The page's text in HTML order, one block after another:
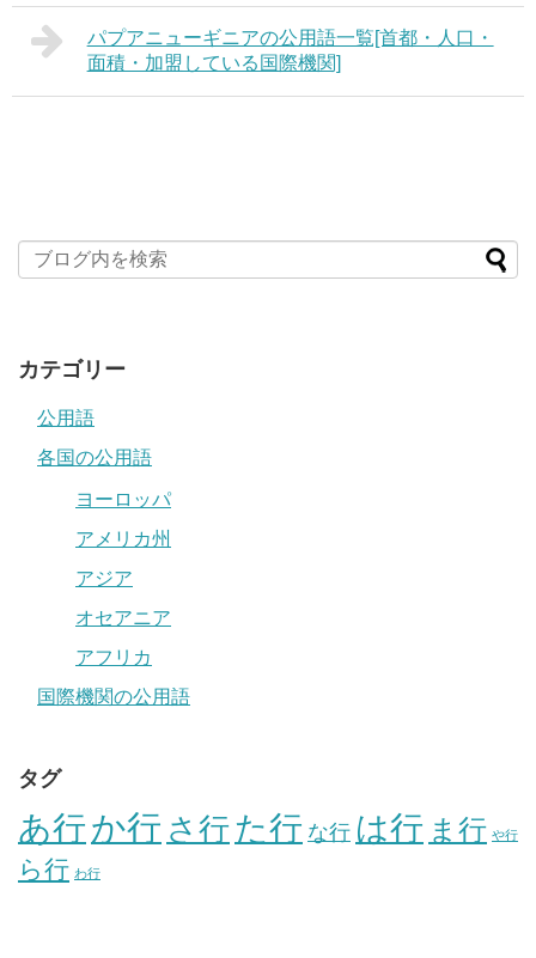
パプアニューギニアの公用語一覧[首都・人口・
面積・加盟している国際機関]
カテゴリー
公用語
各国の公用語
ヨーロッパ
アメリカ州
アジア
オセアニア
アフリカ
国際機関の公用語
タグ
あ行か行 さ行た行 な行 は行 ま行 や行
ら行 わ行